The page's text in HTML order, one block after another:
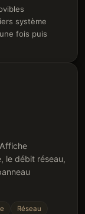
système
fois puis
le débit réseau,
Réseau